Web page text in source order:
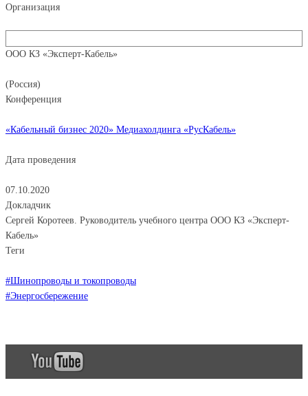
Организация
ООО КЗ «Эксперт-Кабель»
(Россия)
Конференция
«Кабельный бизнес 2020» Медиахолдинга «РусКабель»
Дата проведения
07.10.2020
Докладчик
Сергей Коротеев. Руководитель учебного центра ООО КЗ «Эксперт-
Кабель»
Теги
#Шинопроводы и токопроводы
#Энергосбережение